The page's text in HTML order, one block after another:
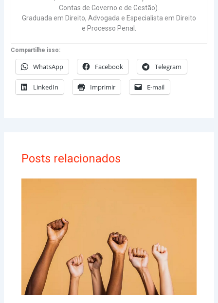
Contas de Governo e de Gestão).
Graduada em Direito, Advogada e Especialista em Direito
e Processo Penal.
Compartilhe isso:
WhatsApp Facebook Telegram
LinkedIn Imprimir E-mail
Posts relacionados